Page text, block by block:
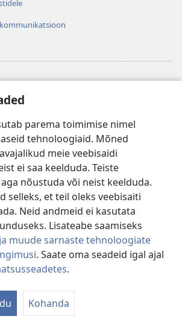
parema toimimise nimel
tehnoloogiaid. Mõned
meie veebisaidi
ei saa keelduda. Teiste
nõustuda või neist keelduda.
selleks, et teil oleks veebisaiti
Neid andmeid ei kasutata
Lisateabe saamiseks
muude sarnaste tehnoloogiate
. Saate oma seadeid igal ajal
.
Kohanda
Tower Bible and Tract Society of Pennsylvania.
|ANDMEKAITSETINGIMUSED